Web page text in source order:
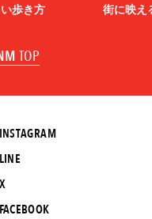
歩き方 街に映え
TOP
INSTAGRAM
LINE
X
FACEBOOK